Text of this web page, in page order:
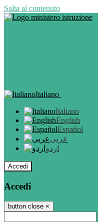
Salta al contenuto
Italiano
Italiano
English
Español
عربى
اردو
Accedi
Accedi
button close ×